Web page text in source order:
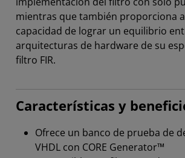
mientras que también proporciona
capacidad de lograr un equilibrio
arquitecturas de hardware de su
filtro FIR.
Características y
Ofrece un banco de prueba de
VHDL con CORE Generator™